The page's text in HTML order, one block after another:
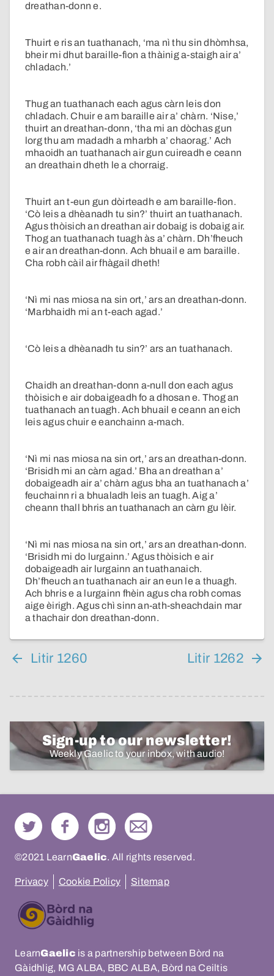
dreathan-donn e.
Thuirt e ris an tuathanach, ‘ma nì thu sin dhòmhsa,
bheir mi dhut baraille-fìon a thàinig a-staigh air a’
chladach.’
Thug an tuathanach each agus càrn leis don
chladach. Chuir e am baraille air a’ chàrn. ‘Nise,’
thuirt an dreathan-donn, ‘tha mi an dòchas gun
lorg thu am madadh a mharbh a’ chaorag.’ Ach
mhaoidh an tuathanach air gun cuireadh e ceann
an dreathain dheth le a chorraig.
Thuirt an t-eun gun dòirteadh e am baraille-fìon.
‘Cò leis a dhèanadh tu sin?’ thuirt an tuathanach.
Agus thòisich an dreathan air dobaig is dobaig air.
Thog an tuathanach tuagh às a’ chàrn. Dh’fheuch
e air an dreathan-donn. Ach bhuail e am baraille.
Cha robh càil air fhàgail dheth!
‘Nì mi nas miosa na sin ort,’ ars an dreathan-donn.
‘Marbhaidh mi an t-each agad.’
‘Cò leis a dhèanadh tu sin?’ ars an tuathanach.
Chaidh an dreathan-donn a-null don each agus
thòisich e air dobaigeadh fo a dhosan e. Thog an
tuathanach an tuagh. Ach bhuail e ceann an eich
leis agus chuir e eanchainn a-mach.
‘Nì mi nas miosa na sin ort,’ ars an dreathan-donn.
‘Brisidh mi an càrn agad.’ Bha an dreathan a’
dobaigeadh air a’ chàrn agus bha an tuathanach a’
feuchainn ri a bhualadh leis an tuagh. Aig a’
cheann thall bhris an tuathanach an càrn gu lèir.
‘Nì mi nas miosa na sin ort,’ ars an dreathan-donn.
‘Brisidh mi do lurgainn.’ Agus thòisich e air
dobaigeadh air lurgainn an tuathanaich.
Dh’fheuch an tuathanach air an eun le a thuagh.
Ach bhris e a lurgainn fhèin agus cha robh comas
aige èirigh. Agus chì sinn an-ath-sheachdain mar
a thachair don dreathan-donn.
Litir 1260 Litir 1262
Sign-up to our newsletter!
Weekly Gaelic to your inbox, with audio!
©2021 LearnGaelic. All rights reserved.
Privacy Cookie Policy Sitemap
LearnGaelic is a partnership between Bòrd na
Gàidhlig, MG ALBA, BBC ALBA, Bòrd na Ceiltis